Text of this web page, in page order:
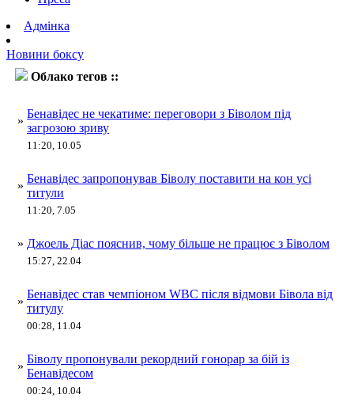
Адмінка
Новини боксу
Облако тегов ::
»
Бенавідес не чекатиме: переговори з Біволом під
загрозою зриву
11:20, 10.05
»
Бенавідес запропонував Біволу поставити на кон усі
титули
11:20, 7.05
» Джоель Діас пояснив, чому більше не працює з Біволом
15:27, 22.04
»
Бенавідес став чемпіоном WBC після відмови Бівола від
титулу
00:28, 11.04
»
Біволу пропонували рекордний гонорар за бій із
Бенавідесом
00:24, 10.04